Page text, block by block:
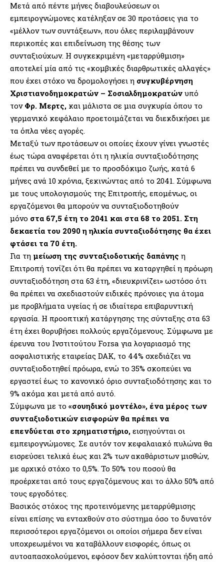
Μετά από πέντε μήνες διαβουλεύσεων οι
εμπειρογνώμονες κατέληξαν σε 30 προτάσεις για το
«μέλλον των συντάξεων», που όλες περιλαμβάνουν
περικοπές και επιδείνωση της θέσης των
συνταξιούχων. Η συγκεκριμένη «μεταρρύθμιση»
αποτελεί μία από τις «κομβικές διαρθρωτικές αλλαγές»
που έχει στόχο να δρομολογήσει η συγκυβέρνηση
Χριστιανοδημοκρατών – Σοσιαλδημοκρατών υπό
τον Φρ. Μερτς, και μάλιστα σε μια συγκυρία όπου το
γερμανικό κεφάλαιο προετοιμάζεται να διεκδικήσει με
τα όπλα νέες αγορές.
Μεταξύ των προτάσεων οι οποίες έχουν γίνει γνωστές
έως τώρα αναφέρεται ότι η ηλικία συνταξιοδότησης
πρέπει να συνδεθεί με το προσδόκιμο ζωής, κατά 6
μήνες ανά 10 χρόνια, ξεκινώντας από το 2041. Σύμφωνα
με τους υπολογισμούς της Επιτροπής, επομένως, οι
εργαζόμενοι θα μπορούν να συνταξιοδοτηθούν
μόνο στα 67,5 έτη το 2041 και στα 68 το 2051. Στη
δεκαετία του 2090 η ηλικία συνταξιοδότησης θα έχει
φτάσει τα 70 έτη.
Για τη μείωση της συνταξιοδοτικής δαπάνης η
Επιτροπή τονίζει ότι θα πρέπει να καταργηθεί η πρόωρη
συνταξιοδότηση στα 63 έτη, «διευκρινίζει» ωστόσο ότι
θα πρέπει να σχεδιαστούν ειδικές πρόνοιες για άτομα
με προβλήματα υγείας ή σε ιδιαίτερα επιβαρυντική
εργασία. Η προοπτική κατάργησης της σύνταξης στα 63
έτη έχει θορυβήσει πολλούς εργαζόμενους. Σύμφωνα με
έρευνα του Ινστιτούτου Forsa για λογαριασμό της
ασφαλιστικής εταιρείας DAK, το 44% σχεδιάζει να
συνταξιοδοτηθεί πρόωρα, ενώ το 35% σκοπεύει να
εργαστεί έως το κανονικό όριο συνταξιοδότησης και το
9% ακόμα και μετά από αυτό.
Σύμφωνα με το «σουηδικό μοντέλο», ένα μέρος των
συνταξιοδοτικών εισφορών θα πρέπει να
επενδύεται στο χρηματιστήριο, εισηγούνται οι
εμπειρογνώμονες. Σε αυτόν τον κεφαλαιακό πυλώνα θα
εισρεύσει τελικά έως και 2% των ακαθάριστων μισθών,
με αρχικό στόχο το 0,5%. Το 50% του ποσού θα
προέρχεται από τους εργαζόμενους και το άλλο 50% από
τους εργοδότες.
Βασικός στόχος της προτεινόμενης μεταρρύθμισης
είναι επίσης να ενταχθούν στο σύστημα όσο το δυνατόν
περισσότεροι εργαζόμενοι οι οποίοι σήμερα δεν είναι
υποχρεωμένοι να καταβάλλουν εισφορές, όπως οι
αυτοαπασχολούμενοι, εφόσον δεν καλύπτονται ήδη από